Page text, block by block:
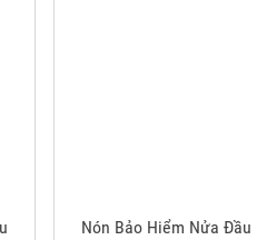
Nón Bảo Hiểm Nửa Đầu